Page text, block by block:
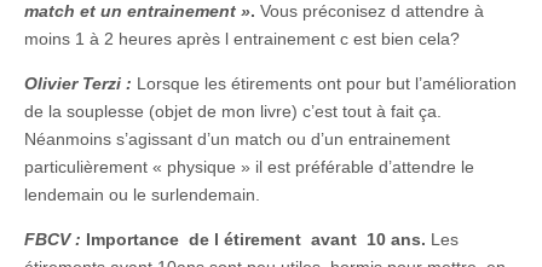
match et un entrainement ». Vous préconisez d attendre à
moins 1 à 2 heures après l entrainement c est bien cela?
Olivier Terzi : Lorsque les étirements ont pour but l’amélioration
de la souplesse (objet de mon livre) c’est tout à fait ça.
Néanmoins s’agissant d’un match ou d’un entrainement
particulièrement « physique » il est préférable d’attendre le
lendemain ou le surlendemain.
FBCV : Importance de l étirement avant 10 ans. Les